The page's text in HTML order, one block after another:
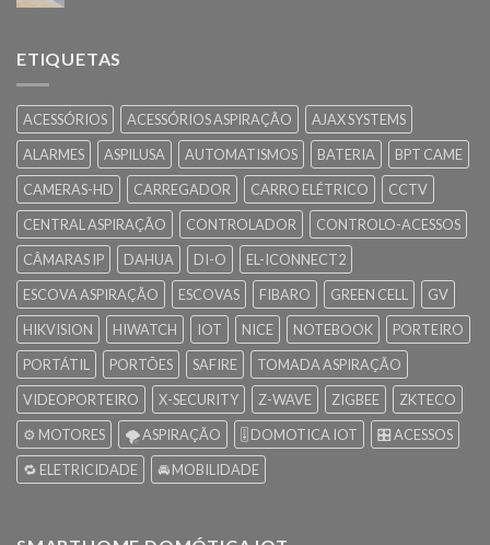
ETIQUETAS
ACESSÓRIOS ACESSÓRIOS ASPIRAÇÃO
AJAX SYSTEMS
ALARMES
ASPILUSA AUTOMATISMOS BATERIA
BPT CAME
CAMERAS-HD
CARREGADOR CARRO ELÉTRICO
CCTV
CENTRAL ASPIRAÇÃO
CONTROLADOR
CONTROLO-ACESSOS
CÂMARAS IP
DAHUA DI-O
EL-ICONNECT2
ESCOVA ASPIRAÇÃO
ESCOVAS FIBARO GREEN CELL
GV
HIKVISION
HIWATCH IOT NICE NOTEBOOK
PORTEIRO
PORTÁTIL
PORTÕES SAFIRE
TOMADA ASPIRAÇÃO
VIDEOPORTEIRO
X-SECURITY Z-WAVE ZIGBEE
ZKTECO
⚙️ MOTORES
🌪️ ASPIRAÇÃO 🎚️ DOMOTICA IOT
🎛️ ACESSOS
🔁 ELETRICIDADE
🚘 MOBILIDADE